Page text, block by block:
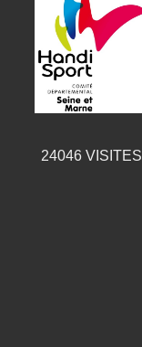
24046VISITES